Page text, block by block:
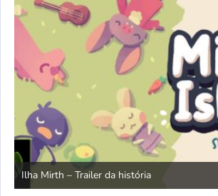
Ilha Mirth – Trailer da história